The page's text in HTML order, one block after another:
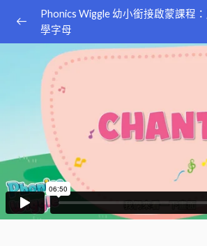
Phonics Wiggle 幼小銜接啟蒙課程：用
學字母
運用活動小巧思 讓學生快樂預備書寫: Trace
Say
運用指讀搭配小活動認字：Point and Chant
運用韻文歌謠活絡發音細胞：Listen and Sing
Phonics Wiggle 幼小銜接啟蒙課程
學字母